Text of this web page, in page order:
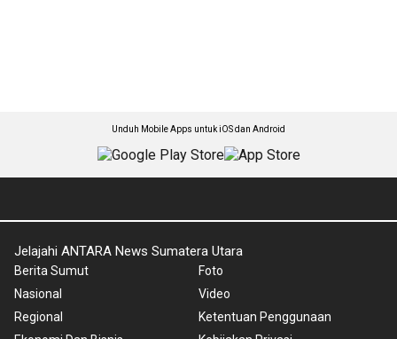
Unduh Mobile Apps untuk iOS dan Android
Jelajahi ANTARA News Sumatera Utara
Berita Sumut
Nasional
Regional
Foto
Video
Ketentuan Penggunaan